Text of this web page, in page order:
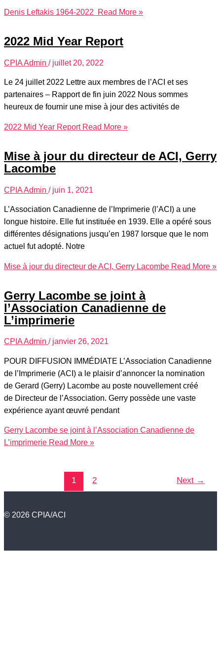
Denis Leftakis 1964-2022 Read More »
2022 Mid Year Report
CPIA Admin / juillet 20, 2022
Le 24 juillet 2022 Lettre aux membres de l’ACI et ses
partenaires – Rapport de fin juin 2022 Nous sommes
heureux de fournir une mise à jour des activités de
2022 Mid Year ReportRead More »
Mise à jour du directeur de ACI, Gerry
Lacombe
CPIA Admin / juin 1, 2021
L’Association Canadienne de l’Imprimerie (l’ACI) a une
longue histoire. Elle fut instituée en 1939. Elle a opéré sous
différentes désignations jusqu’en 1987 lorsque que le nom
actuel fut adopté. Notre
Mise à jour du directeur de ACI, Gerry Lacombe Read More »
Gerry Lacombe se joint à
l’Association Canadienne de
L’imprimerie
CPIA Admin / janvier 26, 2021
POUR DIFFUSION IMMÉDIATE L’Association Canadienne
de l’Imprimerie (ACI) a le plaisir d’annoncer la nomination
de Gerard (Gerry) Lacombe au poste nouvellement créé
de Directeur de l’Association. Gerry possède une vaste
expérience ayant œuvré pendant
Gerry Lacombe se joint à l’Association Canadienne de
L’imprimerie Read More »
1 2 Next →
© 2026 CPIA/ACI